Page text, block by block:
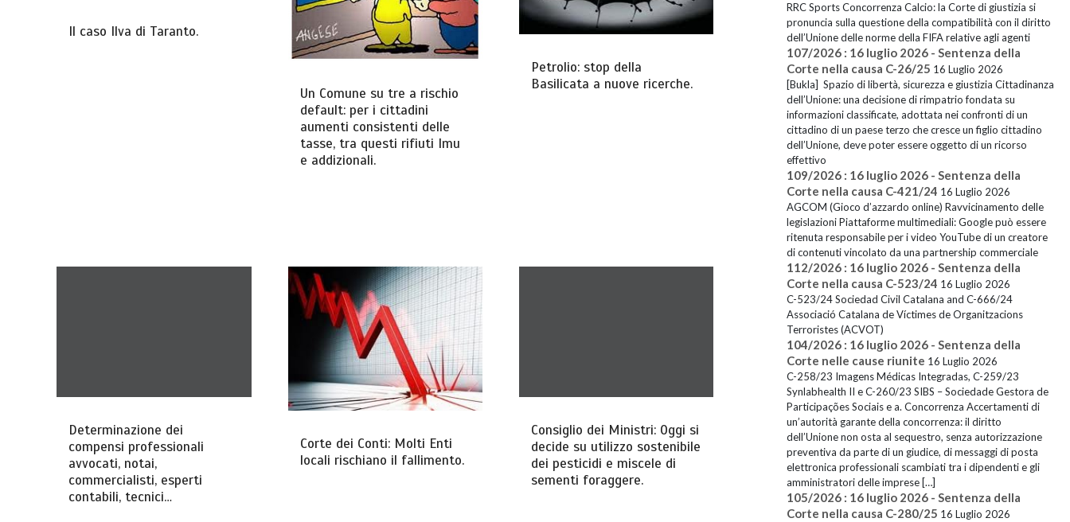
Il caso Ilva di Taranto.
Un Comune su tre a rischio
default: per i cittadini
aumenti consistenti delle
tasse, tra questi rifiuti Imu
e addizionali.
Petrolio: stop della
Basilicata a nuove ricerche.
Determinazione dei
compensi professionali
avvocati, notai,
commercialisti, esperti
contabili, tecnici…
Corte dei Conti: Molti Enti
locali rischiano il fallimento.
Consiglio dei Ministri: Oggi si
decide su utilizzo sostenibile
dei pesticidi e miscele di
sementi foraggere.
RRC Sports Concorrenza Calcio: la Corte di giustizia si
pronuncia sulla questione della compatibilità con il diritto
dell’Unione delle norme della FIFA relative agli agenti
107/2026 : 16 luglio 2026 - Sentenza della
Corte nella causa C-26/25 16 Luglio 2026
[Bukla] Spazio di libertà, sicurezza e giustizia Cittadinanza
dell’Unione: una decisione di rimpatrio fondata su
informazioni classificate, adottata nei confronti di un
cittadino di un paese terzo che cresce un figlio cittadino
dell’Unione, deve poter essere oggetto di un ricorso
effettivo
109/2026 : 16 luglio 2026 - Sentenza della
Corte nella causa C-421/24 16 Luglio 2026
AGCOM (Gioco d’azzardo online) Ravvicinamento delle
legislazioni Piattaforme multimediali: Google può essere
ritenuta responsabile per i video YouTube di un creatore
di contenuti vincolato da una partnership commerciale
112/2026 : 16 luglio 2026 - Sentenza della
Corte nella causa C-523/24 16 Luglio 2026
C-523/24 Sociedad Civil Catalana and C-666/24
Associació Catalana de Víctimes de Organitzacions
Terroristes (ACVOT)
104/2026 : 16 luglio 2026 - Sentenza della
Corte nelle cause riunite 16 Luglio 2026
C-258/23 Imagens Médicas Integradas, C-259/23
Synlabhealth II e C-260/23 SIBS – Sociedade Gestora de
Participações Sociais e a. Concorrenza Accertamenti di
un’autorità garante della concorrenza: il diritto
dell’Unione non osta al sequestro, senza autorizzazione
preventiva da parte di un giudice, di messaggi di posta
elettronica professionali scambiati tra i dipendenti e gli
amministratori delle imprese […]
105/2026 : 16 luglio 2026 - Sentenza della
Corte nella causa C-280/25 16 Luglio 2026